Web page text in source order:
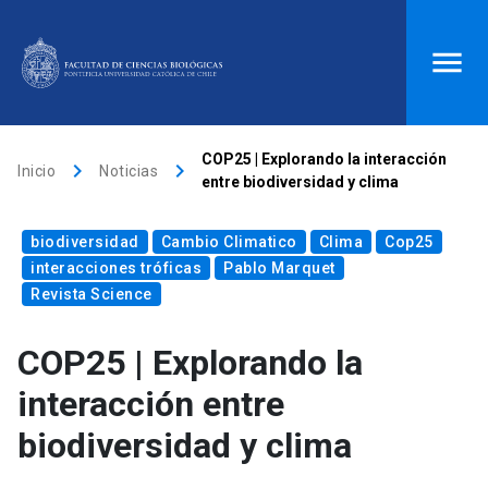
Donaciones launch
Mi portal UC Correo launch
search
Inicio
Quiénes somos
Inicio keyboard_arrow_right Noticias keyboard_arrow_right
COP25 | Explorando la interacción
entre biodiversidad y clima
biodiversidad Cambio Climatico Clima
Cop25
interacciones tróficas
Pablo Marquet
Revista Science
COP25 | Explorando la
interacción entre
biodiversidad y clima